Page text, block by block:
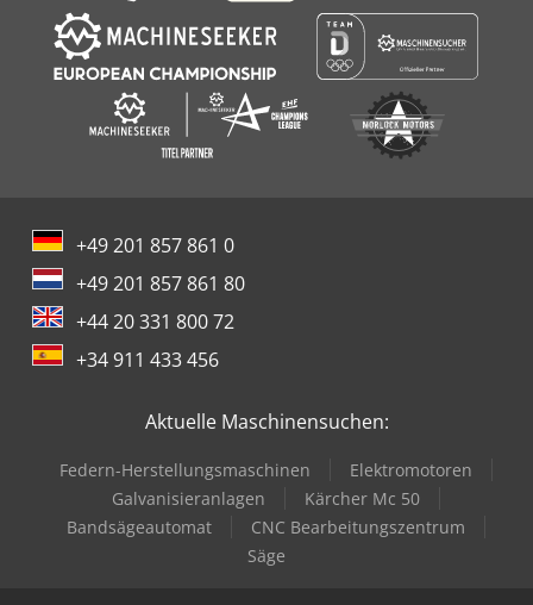
+49 201 857 861 0
+49 201 857 861 80
+44 20 331 800 72
+34 911 433 456
Aktuelle Maschinensuchen:
Federn-Herstellungsmaschinen
Elektromotoren
Galvanisieranlagen
Kärcher Mc 50
Bandsägeautomat
CNC Bearbeitungszentrum
Säge